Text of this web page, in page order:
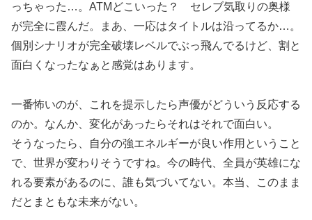
っちゃった…。ATMどこいった？ セレブ気取りの奥様
が完全に霞んだ。まあ、一応はタイトルは沿ってるか…。
個別シナリオが完全破壊レベルでぶっ飛んでるけど、割と
面白くなったなぁと感覚はあります。
一番怖いのが、これを提示したら声優がどういう反応する
のか。なんか、変化があったらそれはそれで面白い。
そうなったら、自分の強エネルギーが良い作用ということ
で、世界が変わりそうですね。今の時代、全員が英雄にな
れる要素があるのに、誰も気づいてない。本当、このまま
だとまともな未来がない。